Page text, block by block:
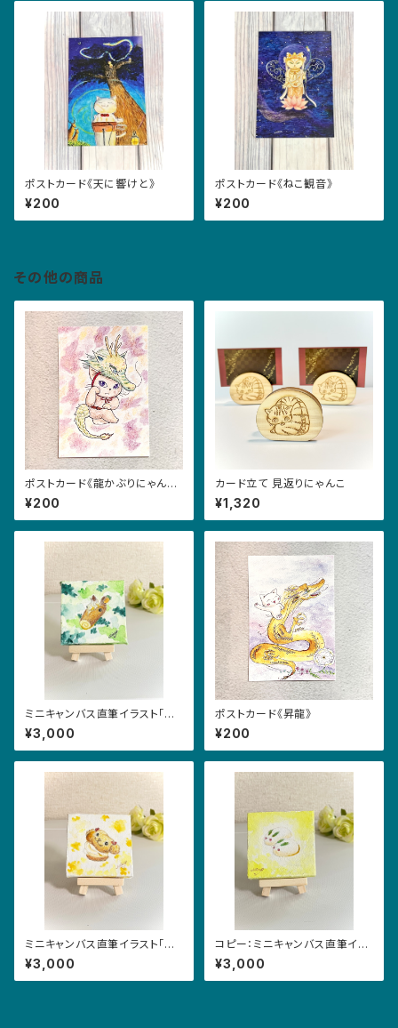
ポストカード《天に響けと》
¥200
ポストカード《ねこ観音》
¥200
その他の商品
ポストカード《龍かぶりにゃんこ・
思案中》
¥200
カード立て 見返りにゃんこ
¥1,320
ミニキャンバス直筆イラスト「お
かしなお菓子•うま」
¥3,000
ポストカード《昇龍》
¥200
ミニキャンバス直筆イラスト「お
かしなお菓子•いぬ」
¥3,000
コピー：ミニキャンバス直筆イラ
スト「おかしなお菓子•うさぎ」
¥3,000